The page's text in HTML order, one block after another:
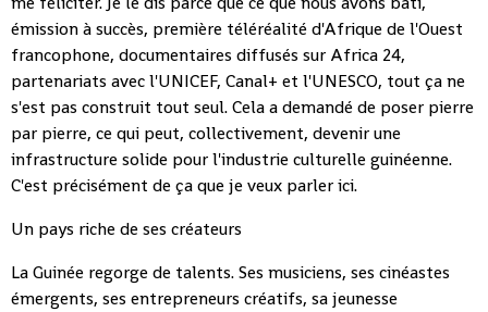
émission à succès, première téléréalité d'Afrique de l'Ouest
francophone, documentaires diffusés sur Africa 24,
partenariats avec l'UNICEF, Canal+ et l'UNESCO, tout ça ne
s'est pas construit tout seul. Cela a demandé de poser pierre
par pierre, ce qui peut, collectivement, devenir une
infrastructure solide pour l'industrie culturelle guinéenne.
C'est précisément de ça que je veux parler ici.
Un pays riche de ses créateurs
La Guinée regorge de talents. Ses musiciens, ses cinéastes
émergents, ses entrepreneurs créatifs, sa jeunesse